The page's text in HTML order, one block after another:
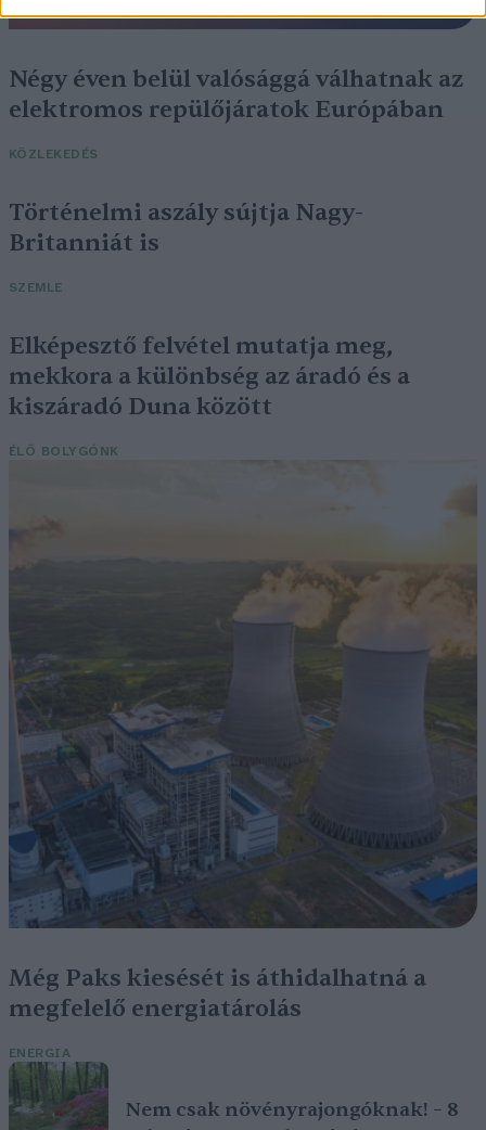
Négy éven belül valósággá válhatnak az
elektromos repülőjáratok Európában
KÖZLEKEDÉS
Történelmi aszály sújtja Nagy-
Britanniát is
SZEMLE
Elképesztő felvétel mutatja meg,
mekkora a különbség az áradó és a
kiszáradó Duna között
ÉLŐ BOLYGÓNK
Még Paks kiesését is áthidalhatná a
megfelelő energiatárolás
ENERGIA
Nem csak növényrajongóknak! – 8